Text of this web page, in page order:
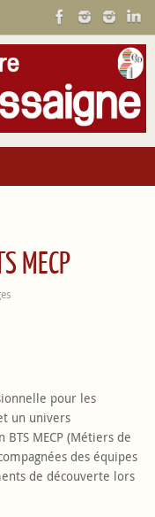
Recherche
:
MECP
pour les
un univers
MECP (Métiers de
des équipes
de découverte lors